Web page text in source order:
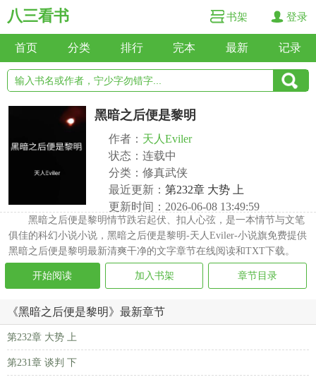
八三看书 书架 登录
首页 分类 排行 完本 最新 记录
黑暗之后便是黎明
作者： 天人Eviler
状态：连载中
分类：修真武侠
最近更新： 第232章 大势 上
更新时间：2026-06-08 13:49:59
黑暗之后便是黎明情节跌宕起伏、扣人心弦，是一本情节与文笔
俱佳的科幻小说小说，黑暗之后便是黎明-天人Eviler-小说旗免费提供
黑暗之后便是黎明最新清爽干净的文字章节在线阅读和TXT下载。
开始阅读 加入书架 章节目录
《黑暗之后便是黎明》最新章节
第232章 大势 上
第231章 谈判 下